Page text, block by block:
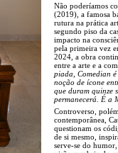
Não poderíamos
(2019), a famosa
rutura na prática
segundo piso da
impacto na
pela primeira vez
2024, a obra
entre a arte e a
piada, Comedian
noção de ícone
que duram quinze
permanecerá. É a
Controverso,
contemporânea,
questionam os
de si mesmo,
serve-se do